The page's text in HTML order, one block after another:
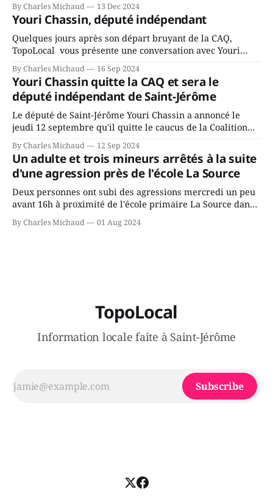
fait l’annonce en s’adressant aux employés de la ville,
rassemblés en soirée pour leur traditionnel souper
By Charles Michaud 13 Dec 2024
Youri Chassin, député indépendant
Quelques jours après son départ bruyant de la CAQ,
TopoLocal vous présente une conversation avec Youri
depuis longtemps? Sera-t-il candidat indépendant dans 2
ans? Joindrait-il un autre parti, par exemple les
conservateurs d’Éric Duhaime? Que lui
By Charles Michaud 16 Sep 2024
Youri Chassin quitte la CAQ et sera le
député indépendant de Saint-Jérôme
Le député de Saint-Jérôme Youri Chassin a annoncé le
jeudi 12 septembre qu'il quitte le caucus de la Coalition
gouvernement de la CAQ, surtout de son incapacité, qu'il
juge chronique, à offrir des
By Charles Michaud 12 Sep 2024
Un adulte et trois mineurs arrêtés à la suite
d'une agression près de l'école La Source
Deux personnes ont subi des agressions mercredi un peu
avant 16h à proximité de l'école primaire La Source dans
victimes aurait été écrasée sous un véhicule et aspergée
By Charles Michaud 01 Aug 2024
TopoLocal
Information locale faite à Saint-Jérôme
Subscribe